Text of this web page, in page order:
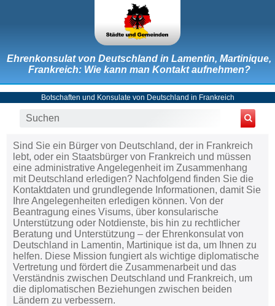
Ehrenkonsulat von Deutschland in Lamentin, Martinique,
Frankreich: Wie kann man Kontakt aufnehmen?
Botschaften und Konsulate von Deutschland in Frankreich
Sind Sie ein Bürger von Deutschland, der in Frankreich
lebt, oder ein Staatsbürger von Frankreich und müssen
eine administrative Angelegenheit im Zusammenhang
mit Deutschland erledigen? Nachfolgend finden Sie die
Kontaktdaten und grundlegende Informationen, damit Sie
Ihre Angelegenheiten erledigen können. Von der
Beantragung eines Visums, über konsularische
Unterstützung oder Notdienste, bis hin zu rechtlicher
Beratung und Unterstützung – der Ehrenkonsulat von
Deutschland in Lamentin, Martinique ist da, um Ihnen zu
helfen. Diese Mission fungiert als wichtige diplomatische
Vertretung und fördert die Zusammenarbeit und das
Verständnis zwischen Deutschland und Frankreich, um
die diplomatischen Beziehungen zwischen beiden
Ländern zu verbessern.